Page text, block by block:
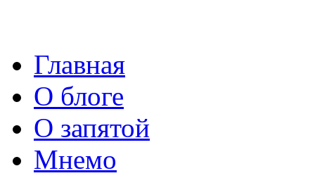
Главная
О блоге
О запятой
Мнемо